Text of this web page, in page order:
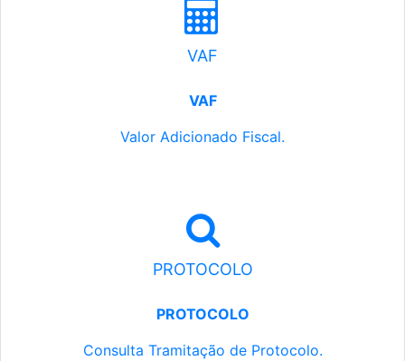
VAF
VAF
Valor Adicionado Fiscal.
PROTOCOLO
PROTOCOLO
Consulta Tramitação de Protocolo.